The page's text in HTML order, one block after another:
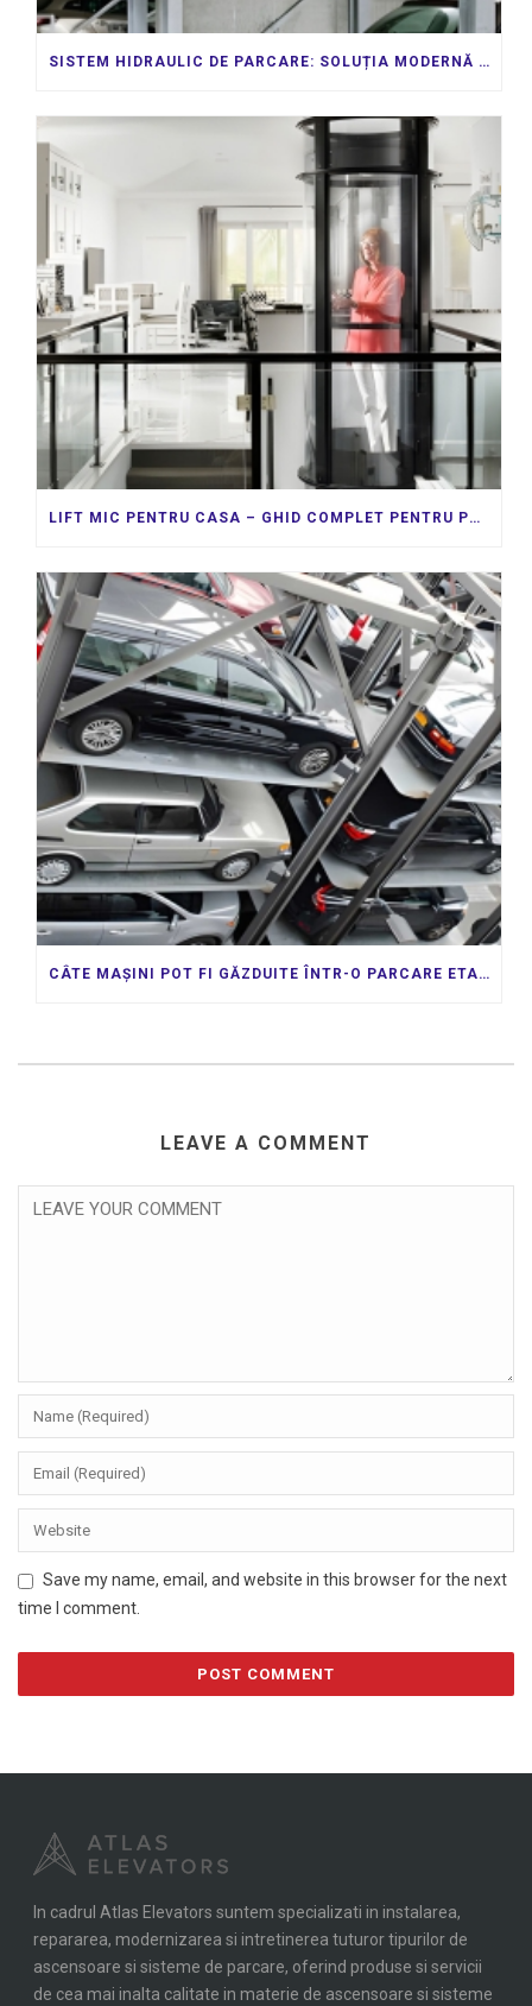
SISTEM HIDRAULIC DE PARCARE: SOLUȚIA MODERNĂ PENTRU SPAȚIILE URBANE AGLOMERATE
LIFT MIC PENTRU CASA – GHID COMPLET PENTRU PROPRIETARII DE CASE
CÂTE MAȘINI POT FI GĂZDUITE ÎNTR-O PARCARE ETAJATĂ CU LIFT?
LEAVE A COMMENT
Save my name, email, and website in this browser for the next
time I comment.
In cadrul Atlas Elevators suntem specializati in instalarea,
repararea, modernizarea si intretinerea tuturor tipurilor de
ascensoare si sisteme de parcare, oferind produse si servicii
de cea mai inalta calitate in materie de ascensoare si sisteme